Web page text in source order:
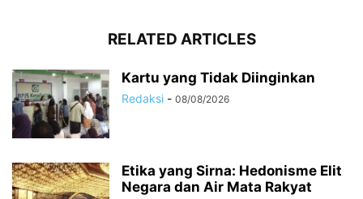
RELATED ARTICLES
Kartu yang Tidak Diinginkan
Redaksi - 08/08/2026
Etika yang Sirna: Hedonisme Elit
Negara dan Air Mata Rakyat